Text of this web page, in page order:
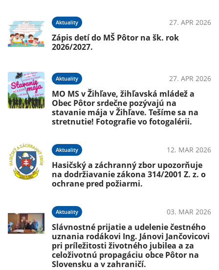
Aktuality 27. APR 2026
Zápis detí do MŠ Pôtor na šk. rok
2026/2027.
Aktuality 27. APR 2026
MO MS v Žihľave, žihľavská mládež a
Obec Pôtor srdečne pozývajú na
stavanie mája v Žihľave. Tešíme sa na
stretnutie! Fotografie vo fotogalérii.
Aktuality 12. MAR 2026
Hasičský a záchranný zbor upozorňuje
na dodržiavanie zákona 314/2001 Z. z. o
ochrane pred požiarmi.
Aktuality 03. MAR 2026
Slávnostné prijatie a udelenie čestného
uznania rodákovi Ing. Jánovi Jančovicovi
pri príležitosti životného jubilea a za
celoživotnú propagáciu obce Pôtor na
Slovensku a v zahraničí.